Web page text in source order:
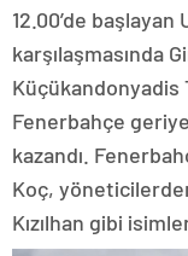
12.00’de başlayan
karşılaşmasında
Küçükandonyadis
Fenerbahçe
kazandı.
Koç,
Kızılhan gibi